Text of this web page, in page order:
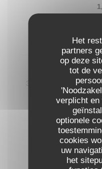
Het
partners
op deze
tot de
verplicht en
optionele
cookies
uw
het
3 boules vanille,
2 boules caramel,